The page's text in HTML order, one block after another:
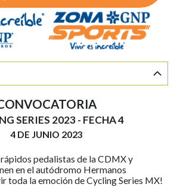
SERIES 2023 - FECHA 4
4 DE JUNIO 2023
pedalistas de la CDMX y
en el autódromo Hermanos
toda la emoción de Cycling Series MX!